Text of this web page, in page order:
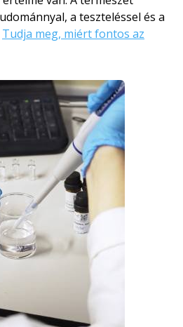
a teszteléssel és a
Tudja meg, miért fontos az